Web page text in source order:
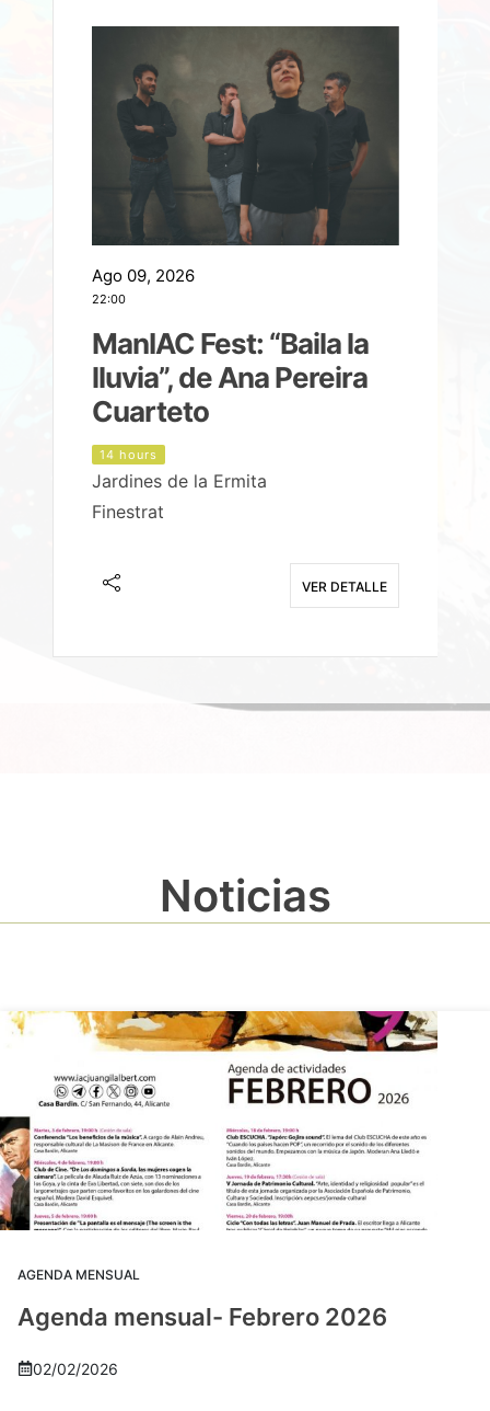
Ago 09, 2026
22:00
ManIAC Fest: “Baila la
lluvia”, de Ana Pereira
Cuarteto
14 hours
Jardines de la Ermita
Finestrat
VER DETALLE
Noticias
AGENDA MENSUAL
Agenda mensual- Febrero 2026
02/02/2026